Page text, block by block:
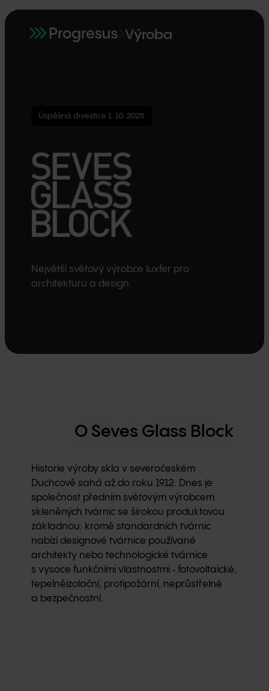
Výroba
Úspěšná divestice 1. 10. 2025
Největší světový výrobce luxfer pro
architekturu a design.
O Seves Glass Block
Historie výroby skla v severočeském
Duchcově sahá až do roku 1912. Dnes je
společnost předním světovým výrobcem
skleněných tvárnic se širokou produktovou
základnou: kromě standardních tvárnic
nabízí designové tvárnice používané
architekty nebo technologické tvárnice
s vysoce funkčními vlastnostmi ‑ fotovoltaické,
tepelněizolační, protipožární, neprůstřelné
a bezpečnostní.